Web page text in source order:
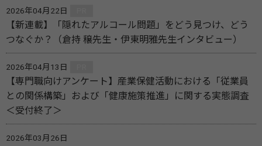
2026年04月22日
【新連載】「隠れたアルコール問題」をどう見つけ、どう
つなぐか？（倉持 穣先生・伊東明雅先生インタビュー）
2026年04月13日
【専門職向けアンケート】産業保健活動における「従業員
との関係構築」および「健康施策推進」に関する実態調査
＜受付終了＞
2026年03月26日